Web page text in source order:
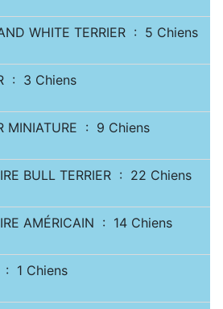
WHITE TERRIER : 5 Chiens
: 3 Chiens
MINIATURE : 9 Chiens
BULL TERRIER : 22 Chiens
AMÉRICAIN : 14 Chiens
: 1 Chiens